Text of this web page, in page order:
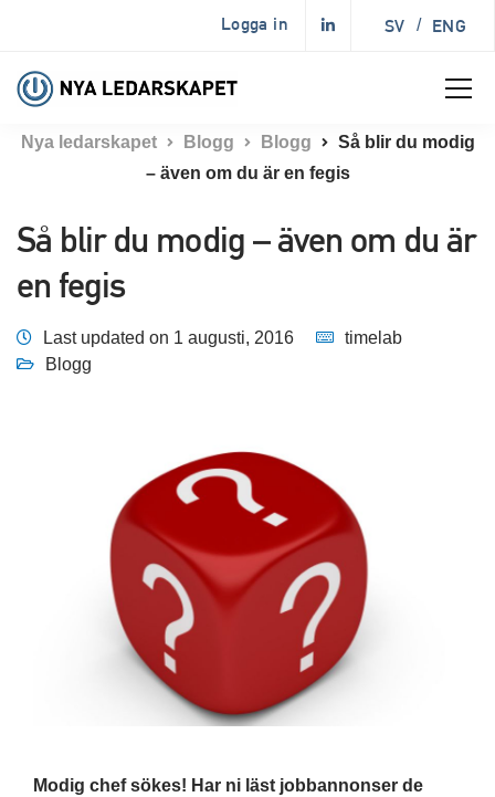
Logga in SV / ENG
Nya ledarskapet Blogg Blogg
Så blir du modig
– även om du är en fegis
Så blir du modig – även om du är
en fegis
Last updated on 1 augusti, 2016
timelab
Blogg
Modig chef sökes! Har ni läst jobbannonser de